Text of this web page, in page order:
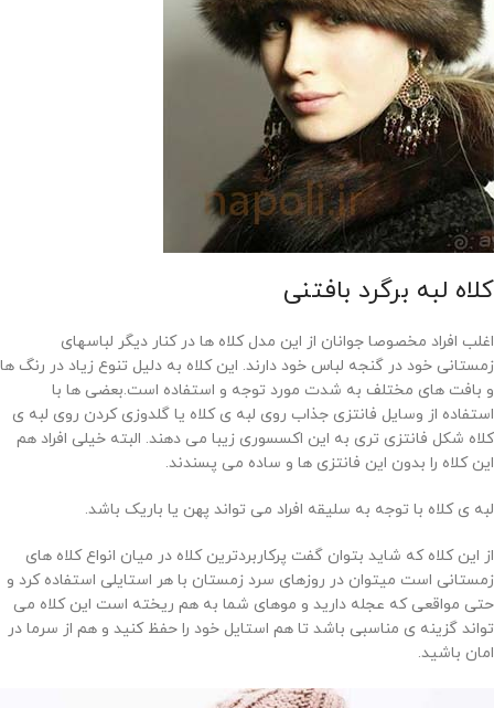
کلاه لبه برگرد بافتنی
اغلب افراد مخصوصا جوانان از این مدل کلاه ها در کنار دیگر لباسهای
زمستانی خود در گنجه لباس خود دارند. این کلاه به دلیل تنوع زیاد در رنگ ها
و بافت های مختلف به شدت مورد توجه و استفاده است.بعضی ها با
استفاده از وسایل فانتزی جذاب روی لبه ی کلاه یا گلدوزی کردن روی لبه ی
کلاه شکل فانتزی تری به این اکسسوری زیبا می دهند. البته خیلی افراد هم
این کلاه را بدون این فانتزی ها و ساده می پسندند.
لبه ی کلاه با توجه به سلیقه افراد می تواند پهن یا باریک باشد.
از این کلاه که شاید بتوان گفت پرکاربردترین کلاه در میان انواع کلاه های
زمستانی است میتوان در روزهای سرد زمستان با هر استایلی استفاده کرد و
حتی مواقعی که عجله دارید و موهای شما به هم ریخته است این کلاه می
تواند گزینه ی مناسبی باشد تا هم استایل خود را حفظ کنید و هم از سرما در
امان باشید.